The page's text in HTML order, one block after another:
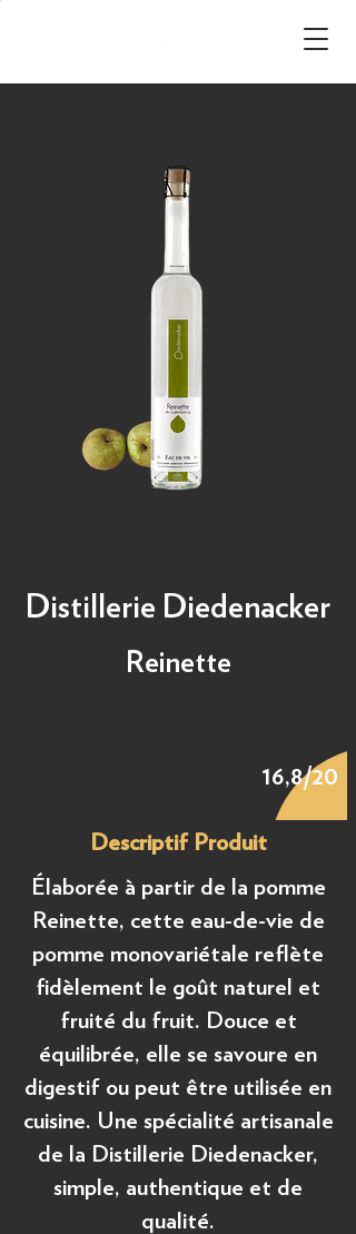
Distillerie Diedenacker
Reinette
16,8/20
Descriptif Produit
Élaborée à partir de la pomme
Reinette, cette eau-de-vie de
pomme monovariétale reflète
fidèlement le goût naturel et
fruité du fruit. Douce et
équilibrée, elle se savoure en
digestif ou peut être utilisée en
cuisine. Une spécialité artisanale
de la Distillerie Diedenacker,
simple, authentique et de
qualité.